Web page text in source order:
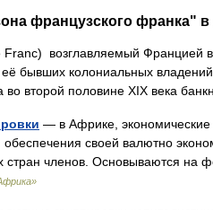
французского франка" в
возглавляемый Францией
бывших колониальных
во второй половине XIX века
— в Африке, экономические
обеспечения своей валютно
стран членов. Основываются